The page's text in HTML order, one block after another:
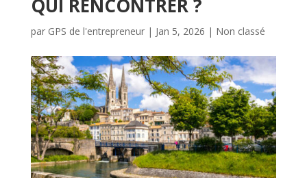
QUI RENCONTRER ?
par GPS de l'entrepreneur| Jan 5, 2026 | Non classé